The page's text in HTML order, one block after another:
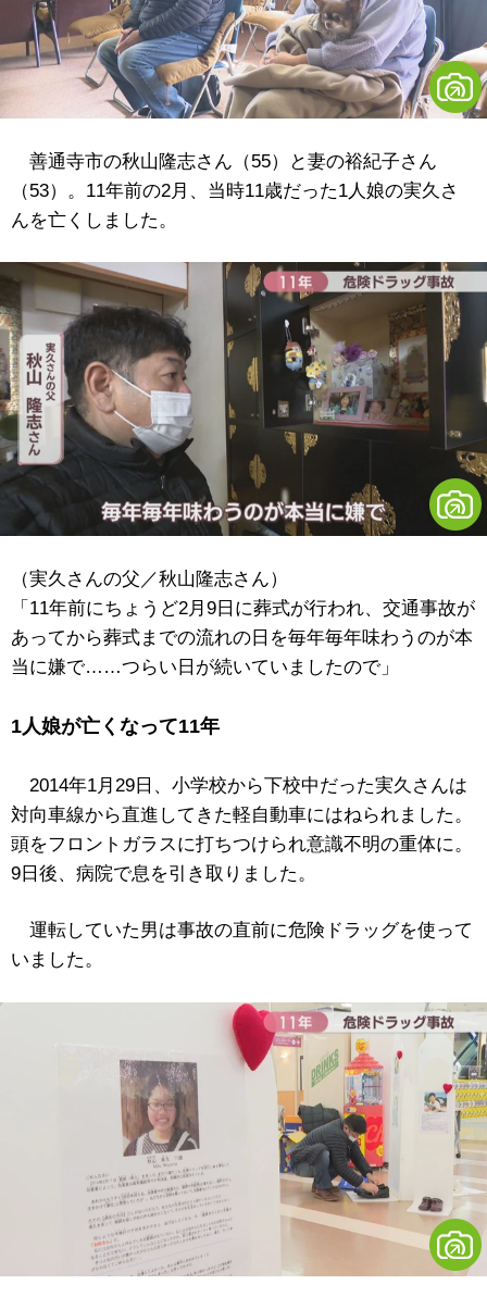
善通寺市の秋山隆志さん（55）と妻の裕紀子さん
（53）。11年前の2月、当時11歳だった1人娘の実久さ
んを亡くしました。
（実久さんの父／秋山隆志さん）
「11年前にちょうど2月9日に葬式が行われ、交通事故が
あってから葬式までの流れの日を毎年毎年味わうのが本
当に嫌で……つらい日が続いていましたので」
1人娘が亡くなって11年
2014年1月29日、小学校から下校中だった実久さんは
対向車線から直進してきた軽自動車にはねられました。
頭をフロントガラスに打ちつけられ意識不明の重体に。
9日後、病院で息を引き取りました。
運転していた男は事故の直前に危険ドラッグを使って
いました。